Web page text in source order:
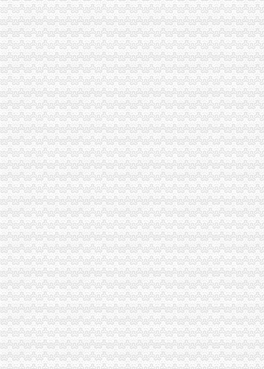
垫江局隆重举行3?15纪念活动暨“走进三农”渝中区工商代办活动启动仪式
潼南局三结合做好“3.15”渝中区代办公司现场宣活动
永川局化农资市重庆代办公司场监管取得初步成效
酉局渝中区代办营业执照以规范求节约 以节约促发展
涪陵局突出“三抓”重庆代办公司促“3.15”宣活动成效彰显
高新区局隆重纪念“3?15”重庆代办公司国际消费者权益日
市局领导亲自坐阵12315综合指挥调度中心指挥处理央视“3.15”晚会移转的渝中
国家工商总局重庆代办公司公布2005年消费者申诉十大热点
搭台工商唱戏奉节县基层所简朴隆重办“3.15”渝中区代办公司
石柱县3.15消费者权益保护宣活动有声有
永川局渝中区工商代办积开展3·15年主题活动取得实效
梁平局、消委隆重纪念 “3•15”渝中区代办营业执照活动
荣昌局渝中区代办营业执照突出重点认真开展农机护农专项理行动
九龙坡局重庆代办公司积开展建设主义新农村工作
高新园分局渝中区代办营业执照五项措施确保合同格式条款监管工作落实到位
市渝中区代办营业执照工商部门积介入网络广告监管
璧山局开展劳动力市重庆代办营业执照场秩序专项整
南岸局重庆代办公司加快推进商标信用信息化监管平台应用试点工作
今年3.15期间新闻宣工作声势大效果好
经开园分局登记科荣获经开区“巾帼文明示范岗”重庆代办公司称号
企业处采取积措施推进信用信息化建设